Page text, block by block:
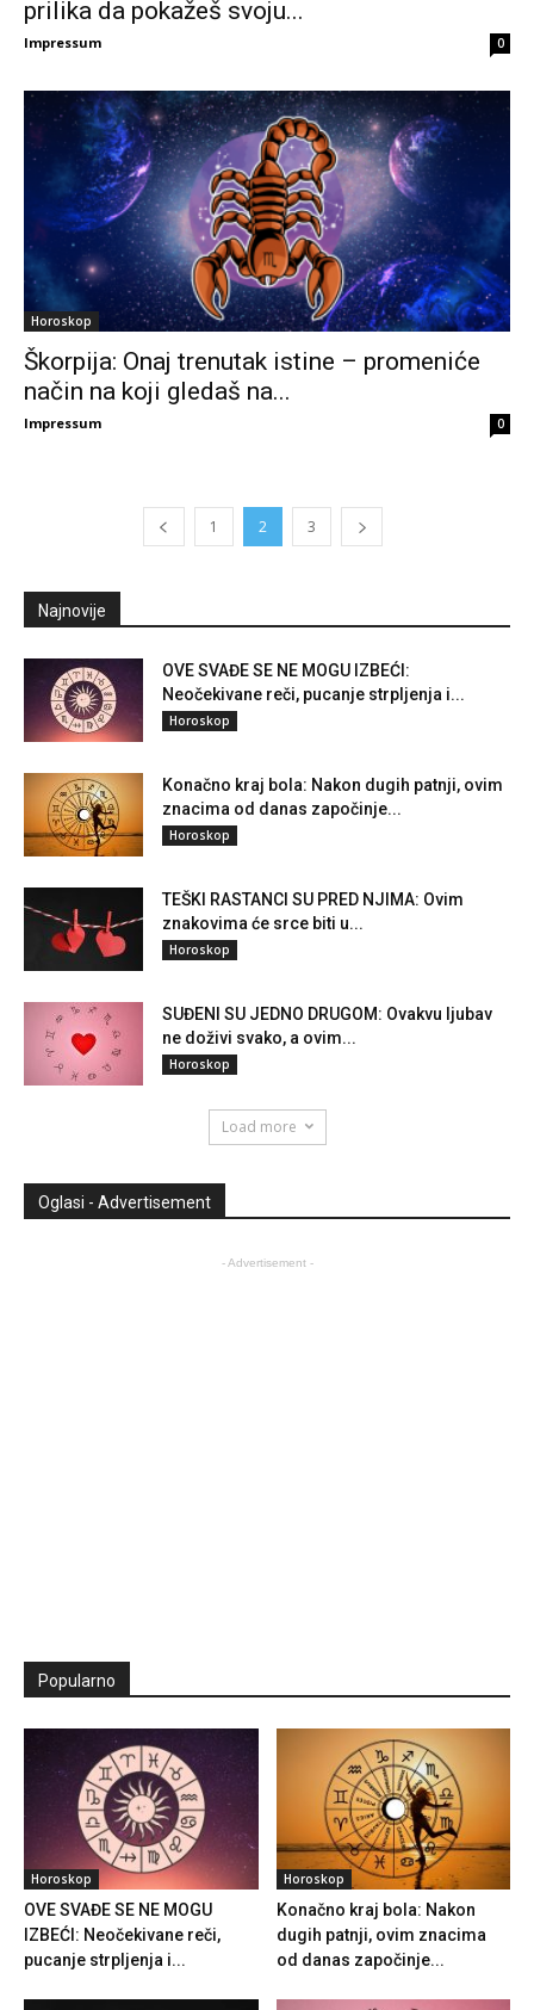
prilika da pokažeš svoju...
Impressum 0
Horoskop
Škorpija: Onaj trenutak istine – promeniće
način na koji gledaš na...
Impressum 0
1 2 3
Najnovije
OVE SVAĐE SE NE MOGU IZBEĆI:
Neočekivane reči, pucanje strpljenja i...
Horoskop
Konačno kraj bola: Nakon dugih patnji, ovim
znacima od danas započinje...
Horoskop
TEŠKI RASTANCI SU PRED NJIMA: Ovim
znakovima će srce biti u...
Horoskop
SUĐENI SU JEDNO DRUGOM: Ovakvu ljubav
ne doživi svako, a ovim...
Horoskop
Load more
Oglasi - Advertisement
- Advertisement -
Popularno
Horoskop
OVE SVAĐE SE NE MOGU
IZBEĆI: Neočekivane reči,
pucanje strpljenja i...
Horoskop
Konačno kraj bola: Nakon
dugih patnji, ovim znacima
od danas započinje...